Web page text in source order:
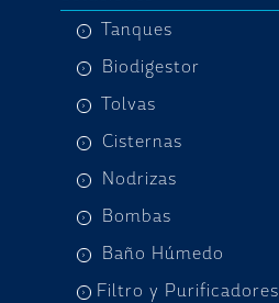
Tanques
Biodigestor
Tolvas
Cisternas
Nodrizas
Bombas
Baño Húmedo
Filtro y Purificadores